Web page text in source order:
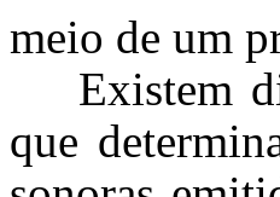
meio de um
Existem
que